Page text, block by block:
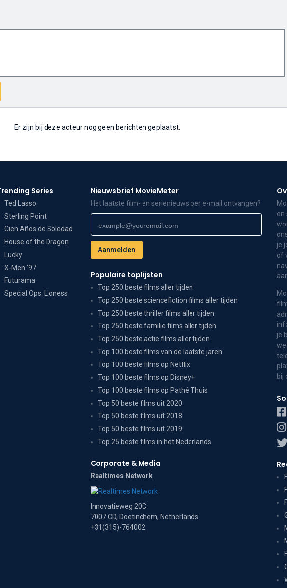
Er zijn bij deze acteur nog geen berichten geplaatst.
Series
Ted Lasso
Sterling Point
Cien Años de Soledad
House of the Dragon
Lucky
X-Men '97
Futurama
Special Ops: Lioness
Nieuwsbrief MovieMeter
Het laatste film- en serienieuws per e-mail ontvangen?
Populaire toplijsten
Top 250 beste films aller tijden
Top 250 beste sciencefiction films aller tijden
Top 250 beste thriller films aller tijden
Top 250 beste familie films aller tijden
Top 250 beste actie films aller tijden
Top 100 beste films van de laatste jaren
Top 100 beste films op Netflix
Top 100 beste films op Disney+
Top 100 beste films op Pathé Thuis
Top 50 beste films uit 2020
Top 50 beste films uit 2018
Top 50 beste films uit 2019
Top 25 beste films in het Nederlands
Corporate & Media
Realtimes Network
Innovatieweg 20C
7007 CD, Doetinchem, Netherlands
+31(315)-764002
en
je
of
je
bij